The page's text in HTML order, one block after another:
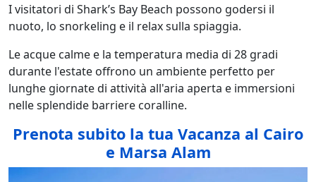
I visitatori di Shark’s Bay Beach possono godersi il
nuoto, lo snorkeling e il relax sulla spiaggia.
Le acque calme e la temperatura media di 28 gradi
durante l'estate offrono un ambiente perfetto per
lunghe giornate di attività all'aria aperta e immersioni
nelle splendide barriere coralline.
Prenota subito la tua Vacanza al Cairo
e Marsa Alam